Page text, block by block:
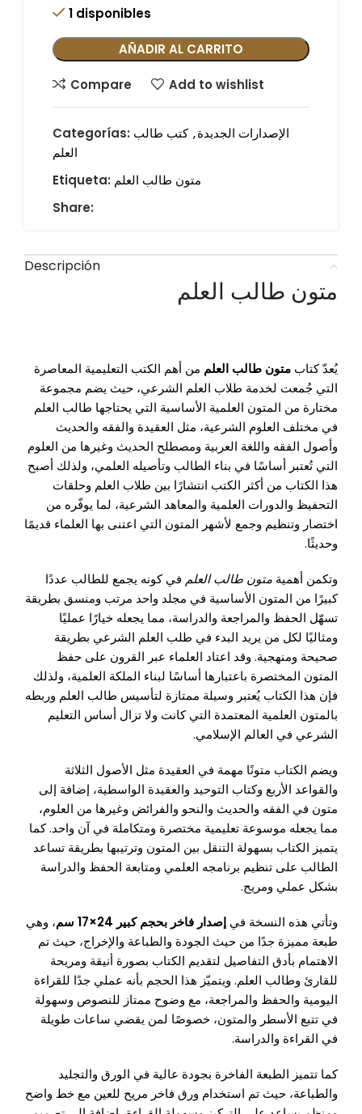
1 disponibles
AÑADIR AL CARRITO
Compare Add to wishlist
Categorías: الإصدارات الجديدة, كتب طالب
العلم
Etiqueta: متون طالب العلم
Share:
Descripción
متون طالب العلم
يُعدّ كتاب متون طالب العلم من أهم الكتب التعليمية المعاصرة
التي جُمعت لخدمة طلاب العلم الشرعي، حيث يضم مجموعة
مختارة من المتون العلمية الأساسية التي يحتاجها طالب العلم
في مختلف العلوم الشرعية، مثل العقيدة والفقه والحديث
وأصول الفقه واللغة العربية ومصطلح الحديث وغيرها من العلوم
التي تُعتبر أساسًا في بناء الطالب وتأصيله العلمي، ولذلك أصبح
هذا الكتاب من أكثر الكتب انتشارًا بين طلاب العلم وحلقات
التحفيظ والدورات العلمية والمعاهد الشرعية، لما يوفّره من
اختصار وتنظيم وجمع لأشهر المتون التي اعتنى بها العلماء قديمًا
وحديثًا.
وتكمن أهمية متون طالب العلم في كونه يجمع للطالب عددًا
كبيرًا من المتون الأساسية في مجلد واحد مرتب ومنسق بطريقة
تسهّل الحفظ والمراجعة والدراسة، مما يجعله خيارًا عمليًا
ومثاليًا لكل من يريد البدء في طلب العلم الشرعي بطريقة
صحيحة ومنهجية. وقد اعتاد العلماء عبر القرون على حفظ
المتون المختصرة باعتبارها أساسًا لبناء الملكة العلمية، ولذلك
فإن هذا الكتاب يُعتبر وسيلة ممتازة لتأسيس طالب العلم وربطه
بالمتون العلمية المعتمدة التي كانت ولا تزال أساس التعليم
الشرعي في العالم الإسلامي.
ويضم الكتاب متونًا مهمة في العقيدة مثل الأصول الثلاثة
والقواعد الأربع وكتاب التوحيد والعقيدة الواسطية، إضافة إلى
متون في الفقه والحديث والنحو والفرائض وغيرها من العلوم،
مما يجعله موسوعة تعليمية مختصرة ومتكاملة في آن واحد. كما
يتميز الكتاب بسهولة التنقل بين المتون وترتيبها بطريقة تساعد
الطالب على تنظيم برنامجه العلمي ومتابعة الحفظ والدراسة
بشكل عملي ومريح.
وتأتي هذه النسخة في إصدار فاخر بحجم كبير 24×17 سم
، وهي
طبعة مميزة جدًا من حيث الجودة والطباعة والإخراج، حيث تم
الاهتمام بأدق التفاصيل لتقديم الكتاب بصورة أنيقة ومريحة
للقارئ وطالب العلم. ويتميّز هذا الحجم بأنه عملي جدًا للقراءة
اليومية والحفظ والمراجعة، مع وضوح ممتاز للنصوص وسهولة
في تتبع الأسطر والمتون، خصوصًا لمن يقضي ساعات طويلة
في القراءة والدراسة.
كما تتميز الطبعة الفاخرة بجودة عالية في الورق والتجليد
والطباعة، حيث تم استخدام ورق فاخر مريح للعين مع خط واضح